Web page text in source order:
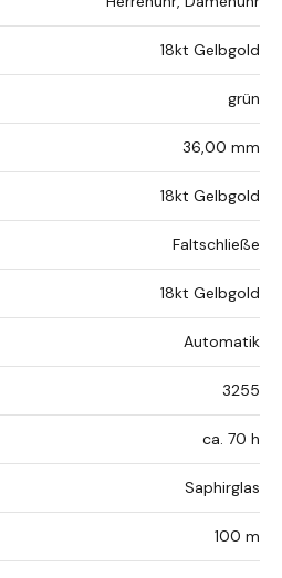
18kt Gelbgold
grün
36,00 mm
18kt Gelbgold
Faltschließe
18kt Gelbgold
Automatik
3255
ca. 70 h
Saphirglas
100 m